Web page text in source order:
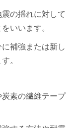
の揺れに対して
いいます。
補強または新し
。
素の繊維テープ